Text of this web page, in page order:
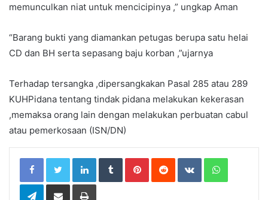
memunculkan niat untuk mencicipinya ,” ungkap Aman
“Barang bukti yang diamankan petugas berupa satu helai
CD dan BH serta sepasang baju korban ,”ujarnya
Terhadap tersangka ,dipersangkakan Pasal 285 atau 289
KUHPidana tentang tindak pidana melakukan kekerasan
,memaksa orang lain dengan melakukan perbuatan cabul
atau pemerkosaan (ISN/DN)
LinkedIn Tumblr Pinterest Reddit VKontakte
Telegram Print